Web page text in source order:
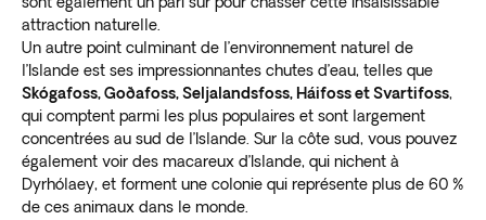
attraction naturelle.
Un autre point culminant de l’environnement naturel de
l’Islande est ses impressionnantes chutes d’eau, telles que
Skógafoss, Goðafoss, Seljalandsfoss, Háifoss et Svartifoss,
qui comptent parmi les plus populaires et sont largement
concentrées au sud de l’Islande. Sur la côte sud, vous pouvez
également voir des macareux d’Islande, qui nichent à
Dyrhólaey, et forment une colonie qui représente plus de 60 %
de ces animaux dans le monde.